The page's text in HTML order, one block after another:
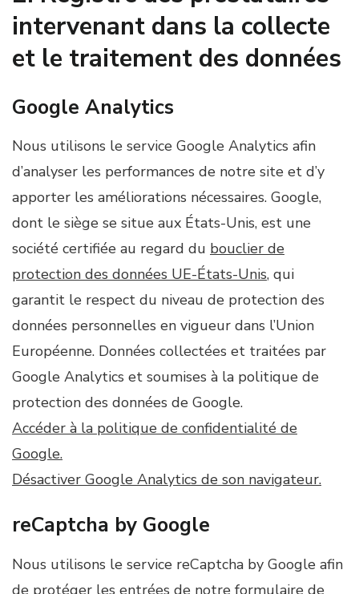
intervenant dans la collecte
et le traitement des données
Google Analytics
Nous utilisons le service Google Analytics afin
d’analyser les performances de notre site et d’y
apporter les améliorations nécessaires. Google,
dont le siège se situe aux États-Unis, est une
société certifiée au regard du bouclier de
protection des données UE-États-Unis, qui
garantit le respect du niveau de protection des
données personnelles en vigueur dans l’Union
Européenne. Données collectées et traitées par
Google Analytics et soumises à la politique de
protection des données de Google.
Accéder à la politique de confidentialité de
Google.
Désactiver Google Analytics de son navigateur.
reCaptcha by Google
Nous utilisons le service reCaptcha by Google afin
de protéger les entrées de notre formulaire de